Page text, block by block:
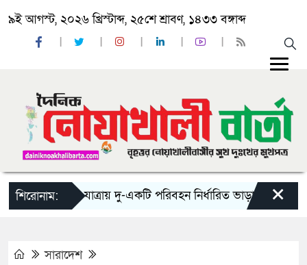
৯ই আগস্ট, ২০২৬ খ্রিস্টাব্দ, ২৫শে শ্রাবণ, ১৪৩৩ বঙ্গাব্দ
শিরোনাম:‘ঈদ যাত্রায় দু-একটি পরিবহন নির্ধারিত ভাড়ার চেয়েও কম
×
সারাদেশ